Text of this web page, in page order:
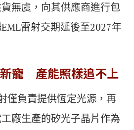
無虞，向其供應商進行包
雷射交期延後至2027年
寵 產能照樣追不上
僅負責提供恆定光源，再
廠生產的矽光子晶片作為